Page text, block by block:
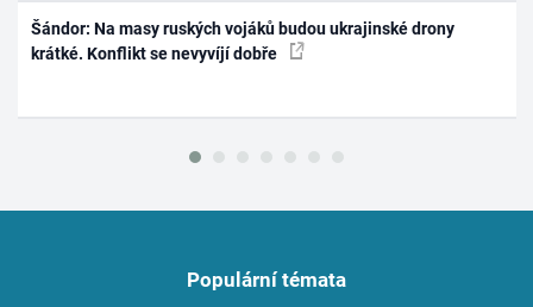
Šándor: Na masy ruských vojáků budou ukrajinské drony
krátké. Konflikt se nevyvíjí dobře
Populární témata